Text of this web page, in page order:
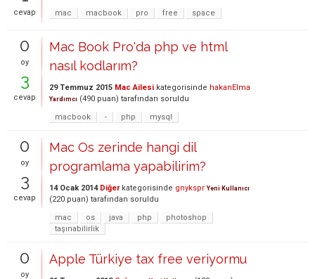
cevap
mac
macbook pro free space
0
oy
3
cevap
Mac Book Pro'da php ve html
nasıl kodlarım?
29 Temmuz 2015 Mac Ailesi kategorisinde hakanElma
Yardımcı (490 puan) tarafından soruldu
macbook
- php mysql
0
oy
3
cevap
Mac Os zerinde hangi dil
programlama yapabilirim?
14 Ocak 2014 Diğerkategorisinde gnykspr Yeni Kullanıcı
(220 puan) tarafından soruldu
mac
os java php
photoshop
taşınabilirlik
0
oy
Apple Türkiye tax free veriyormu